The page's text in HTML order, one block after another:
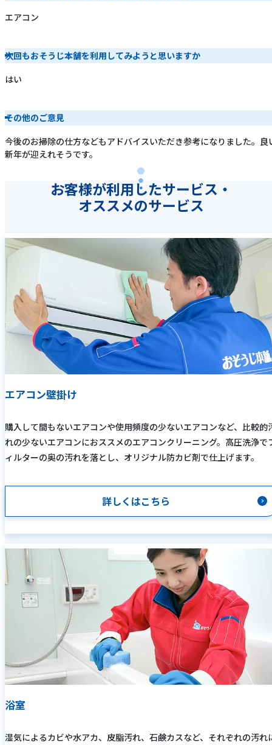
エアコン
次回もおそうじ本舗を利用してみようと思いますか
はい
その他のご意見
今後のお掃除の仕方などもアドバイスいただき参考になりました。良
新年が迎えれそうです。
お客様が利用したサービス・
オススメのサービス
エアコン壁掛け
購入して間もないエアコンや使用頻度の少ないエアコンなど、比較的
れの少ないエアコンにおススメのエアコンクリーニング。高圧洗浄で
ィルターの奥の汚れを落とし、オリジナル防カビ剤で仕上げます。
詳しくはこちら
浴室
湿気によるカビや水アカ、皮脂汚れ、石鹸カスなど、それぞれの汚れ